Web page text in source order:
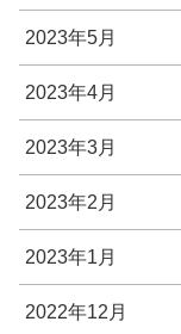
2023年5月
2023年4月
2023年3月
2023年2月
2023年1月
2022年12月